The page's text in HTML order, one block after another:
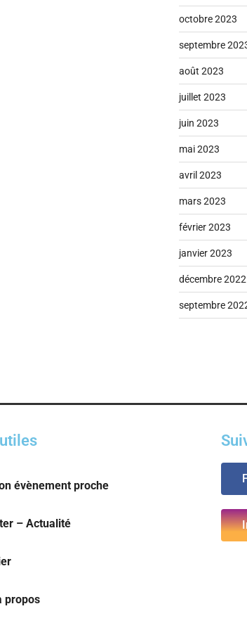
octobre 2023
septembre
août 2023
juillet 2023
juin 2023
mai 2023
avril 2023
mars 2023
février 2023
janvier 2023
décembre 2022
septembre
évènement proche
– Actualité
propos